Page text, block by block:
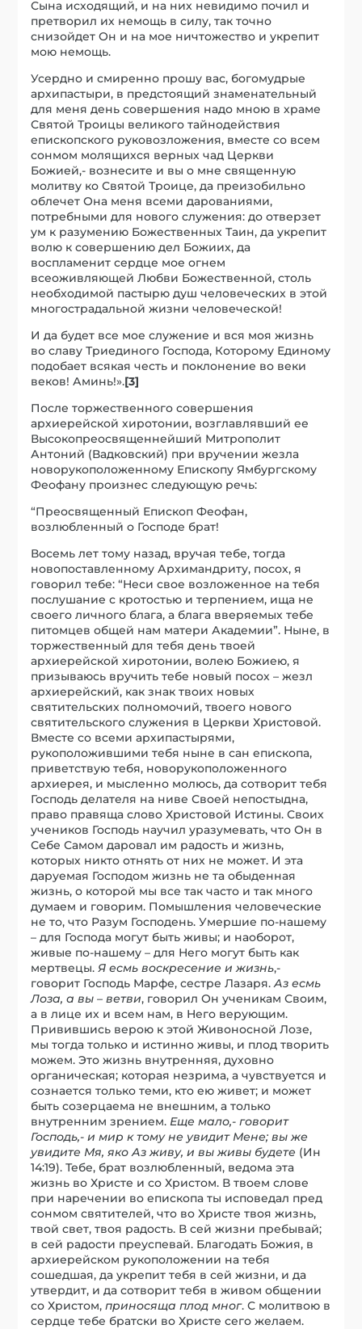
Сына исходящий, и на них невидимо почил и
претворил их немощь в силу, так точно
снизойдет Он и на мое ничтожество и укрепит
мою немощь.
Усердно и смиренно прошу вас, богомудрые
архипастыри, в предстоящий знаменательный
для меня день совершения надо мною в храме
Святой Троицы великого тайнодействия
епископского руковозложения, вместе со всем
сонмом молящихся верных чад Церкви
Божией,- вознесите и вы о мне священную
молитву ко Святой Троице, да преизобильно
облечет Она меня всеми дарованиями,
потребными для нового служения: до отверзет
ум к разумению Божественных Таин, да укрепит
волю к совершению дел Божиих, да
воспламенит сердце мое огнем
всеоживляющей Любви Божественной, столь
необходимой пастырю душ человеческих в этой
многострадальной жизни человеческой!
И да будет все мое служение и вся моя жизнь
во славу Триединого Господа, Которому Единому
подобает всякая честь и поклонение во веки
веков! Аминь!».[3]
После торжественного совершения
архиерейской хиротонии, возглавлявший ее
Высокопреосвященнейший Митрополит
Антоний (Вадковский) при вручении жезла
новорукоположенному Епископу Ямбургскому
Феофану произнес следующую речь:
“Преосвященный Епископ Феофан,
возлюбленный о Господе брат!
Восемь лет тому назад, вручая тебе, тогда
новопоставленному Архимандриту, посох, я
говорил тебе: “Неси свое возложенное на тебя
послушание с кротостью и терпением, ища не
своего личного блага, а блага вверяемых тебе
питомцев общей нам матери Академии”. Ныне, в
торжественный для тебя день твоей
архиерейской хиротонии, волею Божиею, я
призываюсь вручить тебе новый посох – жезл
архиерейский, как знак твоих новых
святительских полномочий, твоего нового
святительского служения в Церкви Христовой.
Вместе со всеми архипастырями,
рукоположившими тебя ныне в сан епископа,
приветствую тебя, новорукоположенного
архиерея, и мысленно молюсь, да сотворит тебя
Господь делателя на ниве Своей непостыдна,
право правяща слово Христовой Истины. Своих
учеников Господь научил уразумевать, что Он в
Себе Самом даровал им радость и жизнь,
которых никто отнять от них не может. И эта
даруемая Господом жизнь не та обыденная
жизнь, о которой мы все так часто и так много
думаем и говорим. Помышления человеческие
не то, что Разум Господень. Умершие по-нашему
– для Господа могут быть живы; и наоборот,
живые по-нашему – для Него могут быть как
мертвецы.Я есмь воскресение и жизнь,-
говорит Господь Марфе, сестре Лазаря.Аз есмь
Лоза, а вы – ветви, говорил Он ученикам Своим,
а в лице их и всем нам, в Него верующим.
Привившись верою к этой Живоносной Лозе,
мы тогда только и истинно живы, и плод творить
можем. Это жизнь внутренняя, духовно
органическая; которая незрима, а чувствуется и
сознается только теми, кто ею живет; и может
быть созерцаема не внешним, а только
внутренним зрением. Еще мало,- говорит
Господь,- и мир к тому не увидит Мене; вы же
увидите Мя, яко Аз живу, и вы живы будете (Ин
14:19). Тебе, брат возлюбленный, ведома эта
жизнь во Христе и со Христом. В твоем слове
при наречении во епископа ты исповедал пред
сонмом святителей, что во Христе твоя жизнь,
твой свет, твоя радость. В сей жизни пребывай;
в сей радости преуспевай. Благодать Божия, в
архиерейском рукоположении на тебя
сошедшая, да укрепит тебя в сей жизни, и да
утвердит, и да сотворит тебя в живом общении
со Христом,приносяща плод мног. С молитвою в
сердце тебе братски во Христе сего желаем.